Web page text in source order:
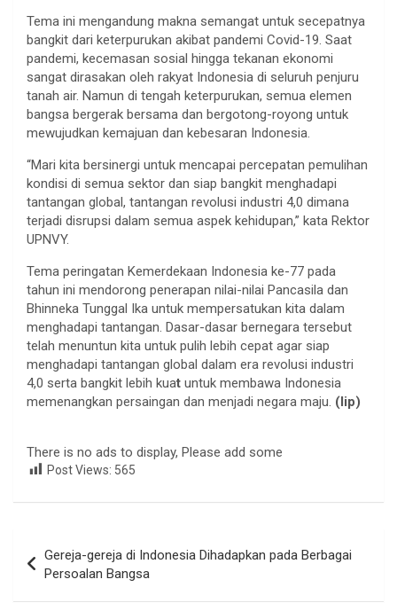
Tema ini mengandung makna semangat untuk secepatnya
bangkit dari keterpurukan akibat pandemi Covid-19. Saat
pandemi, kecemasan sosial hingga tekanan ekonomi
sangat dirasakan oleh rakyat Indonesia di seluruh penjuru
tanah air. Namun di tengah keterpurukan, semua elemen
bangsa bergerak bersama dan bergotong-royong untuk
mewujudkan kemajuan dan kebesaran Indonesia.
“Mari kita bersinergi untuk mencapai percepatan pemulihan
kondisi di semua sektor dan siap bangkit menghadapi
tantangan global, tantangan revolusi industri 4,0 dimana
terjadi disrupsi dalam semua aspek kehidupan,” kata Rektor
UPNVY.
Tema peringatan Kemerdekaan Indonesia ke-77 pada
tahun ini mendorong penerapan nilai-nilai Pancasila dan
Bhinneka Tunggal Ika untuk mempersatukan kita dalam
menghadapi tantangan. Dasar-dasar bernegara tersebut
telah menuntun kita untuk pulih lebih cepat agar siap
menghadapi tantangan global dalam era revolusi industri
4,0 serta bangkit lebih kuat untuk membawa Indonesia
memenangkan persaingan dan menjadi negara maju. (lip)
There is no ads to display, Please add some
Post Views: 565
pos
Gereja-gereja di Indonesia Dihadapkan pada Berbagai
Persoalan Bangsa